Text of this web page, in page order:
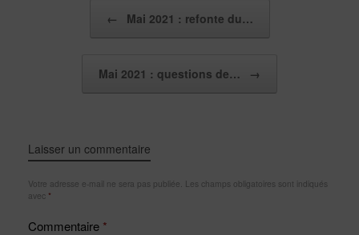
← Mai 2021 : refonte du…
Mai 2021 : questions de… →
Laisser un commentaire
Votre adresse e-mail ne sera pas publiée. Les champs obligatoires sont indiqués
avec *
Commentaire *